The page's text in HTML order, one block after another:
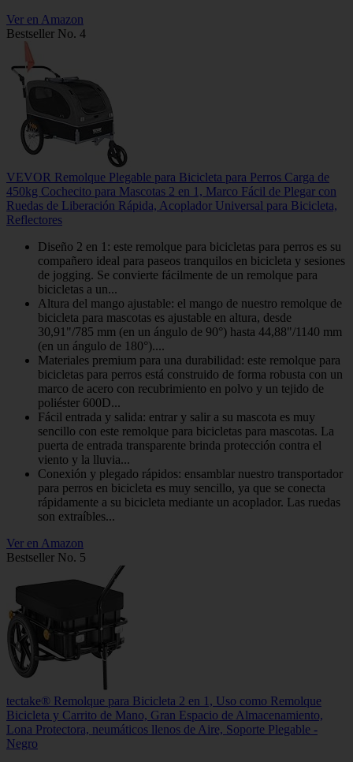
Ver en Amazon
Bestseller No. 4
VEVOR Remolque Plegable para Bicicleta para Perros Carga de
450kg Cochecito para Mascotas 2 en 1, Marco Fácil de Plegar con
Ruedas de Liberación Rápida, Acoplador Universal para Bicicleta,
Reflectores
Diseño 2 en 1: este remolque para bicicletas para perros es su
compañero ideal para paseos tranquilos en bicicleta y sesiones
de jogging. Se convierte fácilmente de un remolque para
bicicletas a un...
Altura del mango ajustable: el mango de nuestro remolque de
bicicleta para mascotas es ajustable en altura, desde
30,91"/785 mm (en un ángulo de 90°) hasta 44,88"/1140 mm
(en un ángulo de 180°)....
Materiales premium para una durabilidad: este remolque para
bicicletas para perros está construido de forma robusta con un
marco de acero con recubrimiento en polvo y un tejido de
poliéster 600D...
Fácil entrada y salida: entrar y salir a su mascota es muy
sencillo con este remolque para bicicletas para mascotas. La
puerta de entrada transparente brinda protección contra el
viento y la lluvia...
Conexión y plegado rápidos: ensamblar nuestro transportador
para perros en bicicleta es muy sencillo, ya que se conecta
rápidamente a su bicicleta mediante un acoplador. Las ruedas
son extraíbles...
Ver en Amazon
Bestseller No. 5
tectake® Remolque para Bicicleta 2 en 1, Uso como Remolque
Bicicleta y Carrito de Mano, Gran Espacio de Almacenamiento,
Lona Protectora, neumáticos llenos de Aire, Soporte Plegable -
Negro